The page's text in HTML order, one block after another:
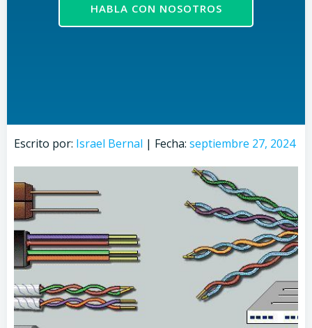
HABLA CON NOSOTROS
Escrito por: Israel Bernal | Fecha: septiembre 27, 2024